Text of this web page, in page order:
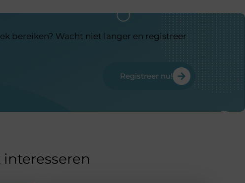
bereiken? Wacht niet langer en registreer
Registreer nu!